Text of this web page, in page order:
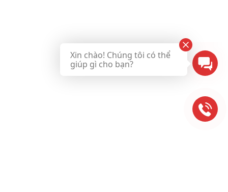
Xin chào! Chúng tôi có thể
giúp gì cho bạn?